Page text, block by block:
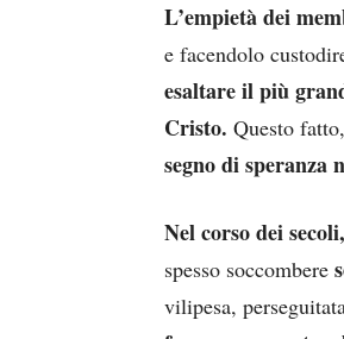
L’empietà dei
e facendolo
esaltare il più
Cristo. Questo
segno di speranza
Nel corso dei
spesso soccombere
vilipesa,